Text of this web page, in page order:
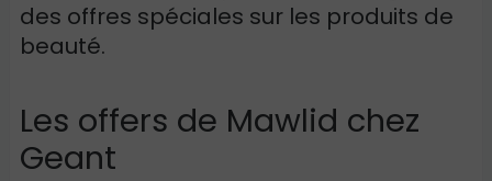
des offres spéciales sur les produits de
beauté.
Les offers de Mawlid chez
Geant